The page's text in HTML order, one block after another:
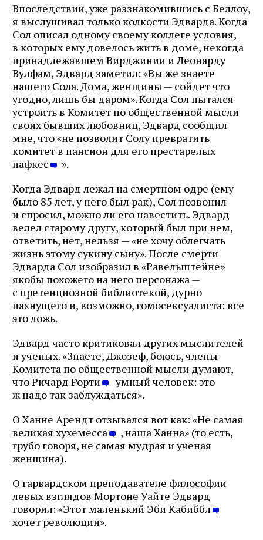
Впоследствии, уже раззнакомившись с Беллоу,
я выслушивал только колкости Эдварда. Когда
Сол описал одному своему коллеге условия,
в которых ему довелось жить в доме, некогда
принадлежавшем Вирджинии и Леонарду
Вулфам, Эдвард заметил: «Вы же знаете
нашего Сола. Дома, женщины — сойдет что
угодно, лишь бы даром». Когда Сол пытался
устроить в Комитет по общественной мысли
своих бывших любовниц, Эдвард сообщил
мне, что «не позволит Солу превратить
комитет в пансион для его престарелых
нафкес
».
Когда Эдвард лежал на смертном одре (ему
было 85 лет, у него был рак), Сол позвонил
и спросил, можно ли его навестить. Эдвард
велел старому другу, который был при нем,
ответить, нет, нельзя — «не хочу облегчать
жизнь этому сукину сыну». После смерти
Эдварда Сол изобразил в «Равельштейне»
якобы похожего на него персонажа —
с претенциозной библиотекой, дурно
пахнущего и, возможно, гомосексуалиста: все
это ложь.
Эдвард часто критиковал других мыслителей
и ученых. «Знаете, Джозеф, боюсь, члены
Комитета по общественной мысли думают,
что Ричард Рорти
умный человек: это
ж надо так заблуждаться».
О Ханне Арендт отзывался вот как: «Не самая
великая хухемесса
, наша Ханна» (то есть,
грубо говоря, не самая мудрая и ученая
женщина).
О гарвардском преподавателе философии
левых взглядов Мортоне Уайте Эдвард
говорил: «Этот маленький Эби Кабиббл
хочет революции».